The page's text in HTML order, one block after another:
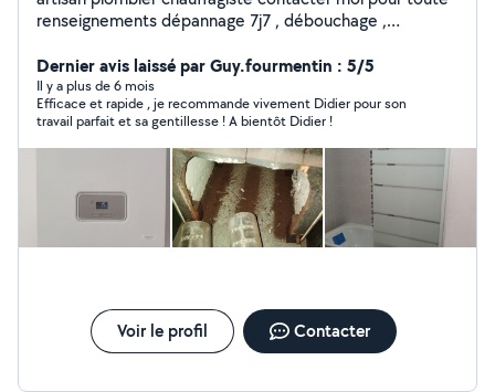
renseignements dépannage 7j7 , débouchage ,
création de sale de bain, transformation,ect..., travail le
cuivre, l'acier , PER , multicouches , PVC ... cordialement
Occasionnellement peinture ,placo, montage
d'escalier,cuisine , électricité.
Dernier avis laissé par Guy.fourmentin : 5/5
Il y a plus de 6 mois
Efficace et rapide , je recommande vivement Didier pour son
travail parfait et sa gentillesse ! A bientôt Didier !
Voir le profil Contacter